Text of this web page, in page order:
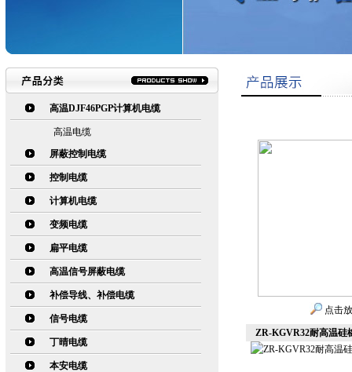
高温DJF46PGP计算机电缆
高温电缆
屏蔽控制电缆
控制电缆
计算机电缆
变频电缆
扁平电缆
高温信号屏蔽电缆
补偿导线、补偿电缆
信号电缆
丁晴电缆
本安电缆
点击
ZR-KGVR32耐高温硅